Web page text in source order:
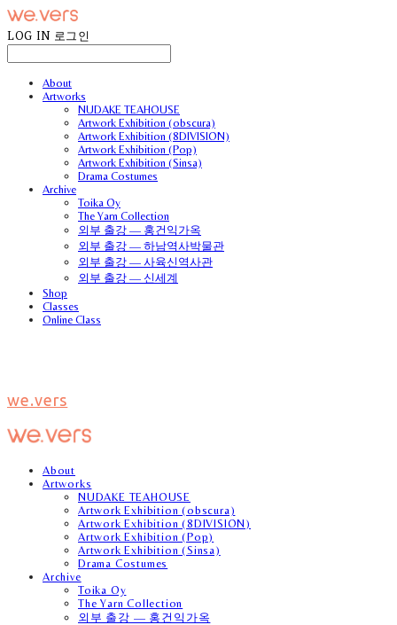
LOG IN 로그인
About
Artworks
NUDAKE TEAHOUSE
Artwork Exhibition (obscura)
Artwork Exhibition (8DIVISION)
Artwork Exhibition (Pop)
Artwork Exhibition (Sinsa)
Drama Costumes
Archive
Toika Oy
The Yarn Collection
외부 출강 — 홍건익가옥
외부 출강 — 하남역사박물관
외부 출강 — 사육신역사관
외부 출강 — 신세계
Shop
Classes
Online Class
we.vers
About
Artworks
NUDAKE TEAHOUSE
Artwork Exhibition (obscura)
Artwork Exhibition (8DIVISION)
Artwork Exhibition (Pop)
Artwork Exhibition (Sinsa)
Drama Costumes
Archive
Toika Oy
The Yarn Collection
외부 출강 — 홍건익가옥